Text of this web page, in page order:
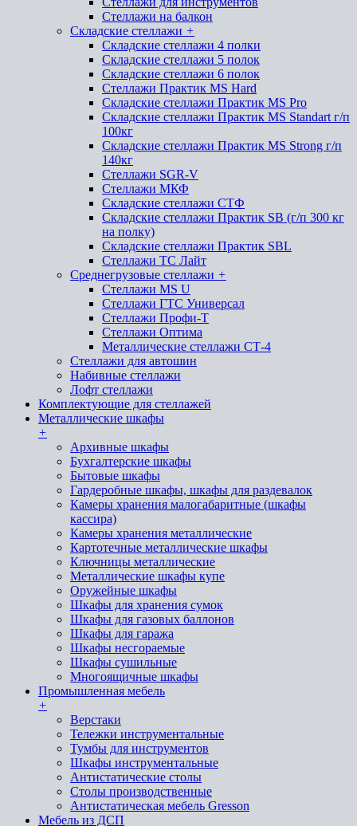
Стеллажи на балкон
Складские стеллажи +
Складские стеллажи 4 полки
Складские стеллажи 5 полок
Складские стеллажи 6 полок
Стеллажи Практик MS Hard
Складские стеллажи Практик MS Pro
Складские стеллажи Практик MS Standart г/п
100кг
Складские стеллажи Практик MS Strong г/п
140кг
Стеллажи SGR-V
Стеллажи МКФ
Складские стеллажи СТФ
Складские стеллажи Практик SB (г/п 300 кг
на полку)
Складские стеллажи Практик SBL
Стеллажи ТС Лайт
Среднегрузовые стеллажи +
Стеллажи MS U
Стеллажи ГТС Универсал
Стеллажи Профи-Т
Стеллажи Оптима
Металлические стеллажи СТ-4
Стеллажи для автошин
Набивные стеллажи
Лофт стеллажи
Комплектующие для стеллажей
Металлические шкафы
+
Архивные шкафы
Бухгалтерские шкафы
Бытовые шкафы
Гардеробные шкафы, шкафы для раздевалок
Камеры хранения малогабаритные (шкафы
кассира)
Камеры хранения металлические
Картотечные металлические шкафы
Ключницы металлические
Металлические шкафы купе
Оружейные шкафы
Шкафы для хранения сумок
Шкафы для газовых баллонов
Шкафы для гаража
Шкафы несгораемые
Шкафы сушильные
Многоящичные шкафы
Промышленная мебель
+
Верстаки
Тележки инструментальные
Тумбы для инструментов
Шкафы инструментальные
Антистатические столы
Столы производственные
Антистатическая мебель Gresson
Мебель из ДСП